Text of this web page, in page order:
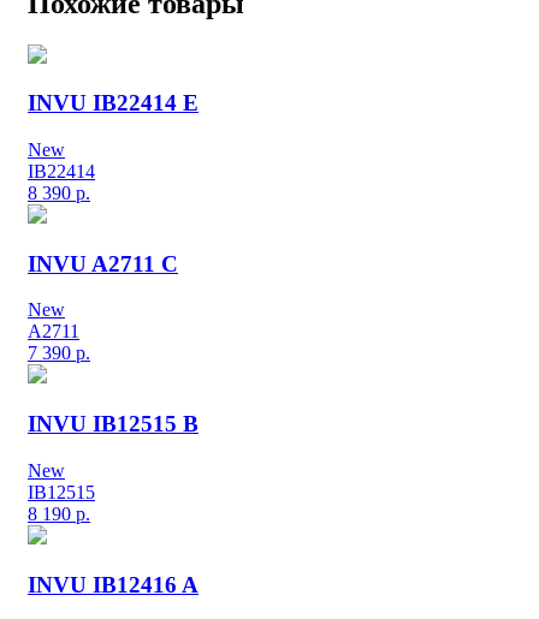
INVU IB22414 E
New
IB22414
8 390 р.
INVU A2711 C
New
A2711
7 390 р.
INVU IB12515 B
New
IB12515
8 190 р.
INVU IB12416 A